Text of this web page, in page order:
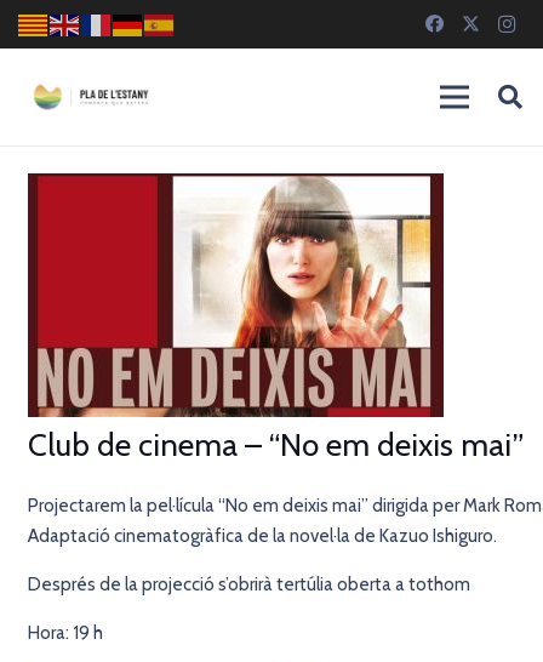
Club de cinema – “No em deixis mai”
Projectarem la pel·lícula “No em deixis mai” dirigida per Mark
Adaptació cinematogràfica de la novel·la de Kazuo Ishiguro.
Després de la projecció s’obrirà tertúlia oberta a tothom
Hora: 19 h